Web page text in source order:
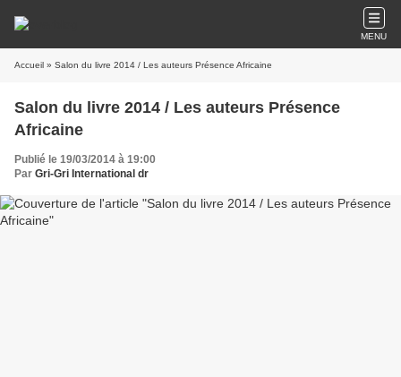
MENU
Accueil » Salon du livre 2014 / Les auteurs Présence Africaine
Salon du livre 2014 / Les auteurs Présence
Africaine
Publié le 19/03/2014 à 19:00
Par Gri-Gri International dr